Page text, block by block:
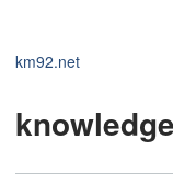
km92.net
knowledge